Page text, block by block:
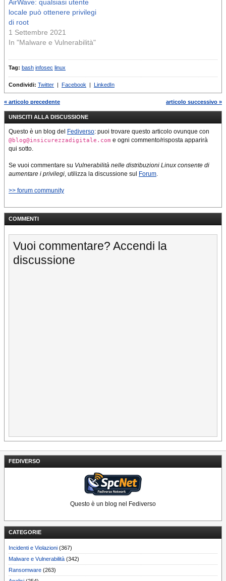
FEDIVERSO
Questo è un blog nel Fediverso
CATEGORIE
Incidenti e Violazioni (367)
Malware e Vulnerabilità (342)
Ransomware (263)
AirWave: qualsiasi utente
locale può ottenere privilegi
di root
1 Settembre 2021
In "Malware e Vulnerabilità"
Tag: bash infosec linux
Condividi: Twitter | Facebook | LinkedIn
« articolo precedente articolo successivo »
UNISCITI ALLA DISCUSSIONE
Questo è un blog del Fediverso: puoi trovare questo articolo ovunque con
@blog@insicurezzadigitale.com e ogni commento/risposta apparirà
qui sotto.
Se vuoi commentare su Vulnerabilità nelle distribuzioni Linux consente di
aumentare i privilegi, utilizza la discussione sul Forum.
>> forum community
COMMENTI
Vuoi commentare? Accendi la
discussione